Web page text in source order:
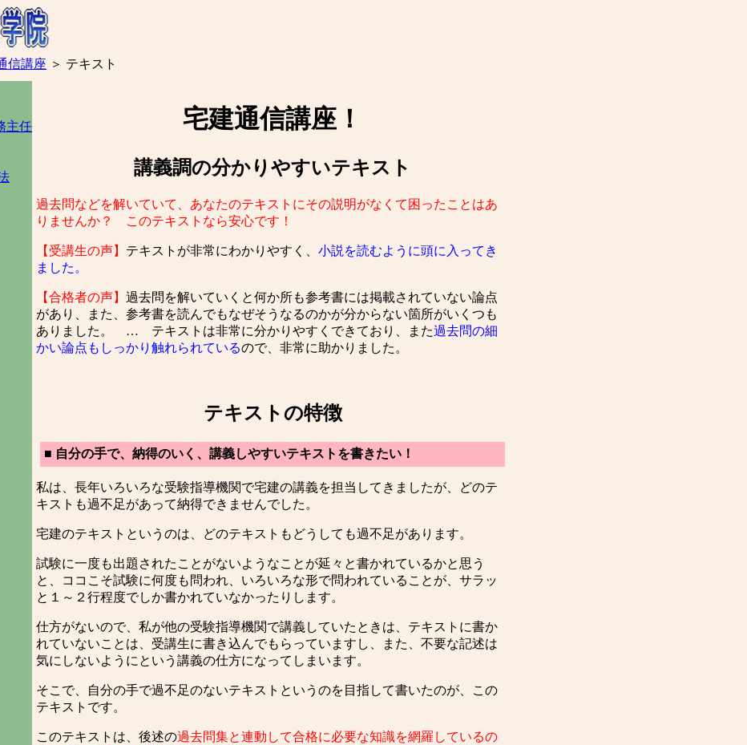
信講座 ＞ テキスト
主任
宅建通信講座！
講義調の分かりやすいテキスト
過去問などを解いていて、あなたのテキストにその説明がなくて困ったことはあ
りませんか？ このテキストなら安心です！
【受講生の声】 テキストが非常にわかりやすく、 小説を読むように頭に入ってき
ました。
【合格者の声】 過去問を解いていくと何か所も参考書には掲載されていない論点
があり、また、参考書を読んでもなぜそうなるのかが分からない箇所がいくつも
ありました。 … テキストは非常に分かりやすくできており、また過去問の細
かい論点もしっかり触れられているので、非常に助かりました。
テキストの特徴
■ 自分の手で、納得のいく、講義しやすいテキストを書きたい！
私は、長年いろいろな受験指導機関で宅建の講義を担当してきましたが、どのテ
キストも過不足があって納得できませんでした。
宅建のテキストというのは、どのテキストもどうしても過不足があります。
試験に一度も出題されたことがないようなことが延々と書かれているかと思う
と、ココこそ試験に何度も問われ、いろいろな形で問われていることが、サラッ
と１～２行程度でしか書かれていなかったりします。
仕方がないので、私が他の受験指導機関で講義していたときは、テキストに書か
れていないことは、受講生に書き込んでもらっていますし、また、不要な記述は
気にしないようにという講義の仕方になってしまいます。
そこで、自分の手で過不足のないテキストというのを目指して書いたのが、この
テキストです。
このテキストは、後述の過去問集と連動して合格に必要な知識を網羅しているの